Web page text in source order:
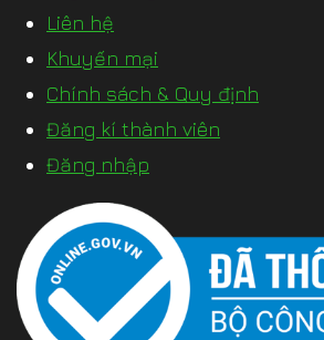
Liên hệ
Khuyến mại
Chính sách & Quy định
Đăng kí thành viên
Đăng nhập